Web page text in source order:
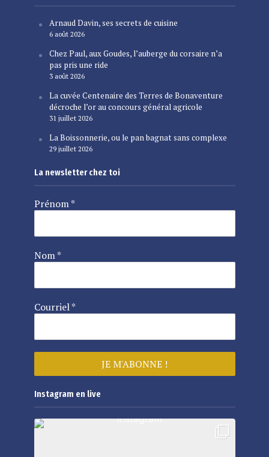
Arnaud Davin, ses secrets de cuisine
6 août 2026
Chez Paul, aux Goudes, l’auberge du corsaire n’a
pas pris une ride
3 août 2026
La cuvée Centenaire des Terres de Bonaventure
décroche l’or au concours général agricole
31 juillet 2026
La Boissonnerie, ou le pan bagnat sans complexe
29 juillet 2026
La newsletter chez toi
Prénom*
Nom*
Courriel*
Instagram en live